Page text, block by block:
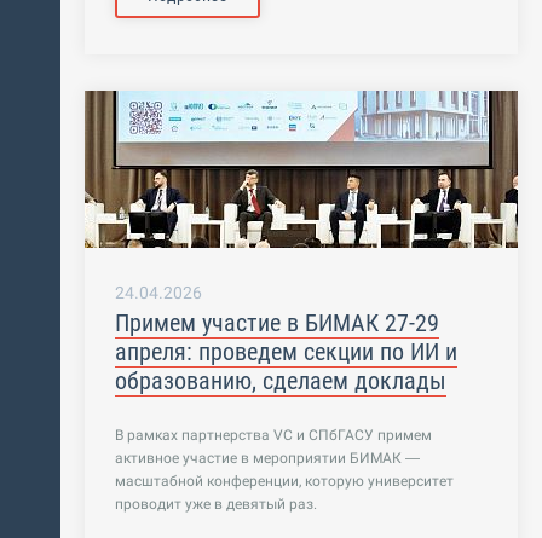
24.04.2026
Примем участие в БИМАК 27-29
апреля: проведем секции по ИИ и
образованию, сделаем доклады
В рамках партнерства VC и СПбГАСУ примем
активное участие в мероприятии БИМАК —
масштабной конференции, которую университет
проводит уже в девятый раз.